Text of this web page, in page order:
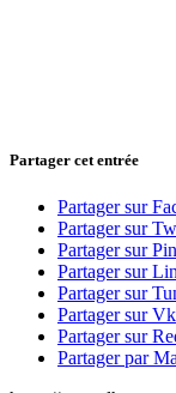
Partager cet entrée
Partager sur
Partager sur
Partager sur
Partager sur
Partager sur
Partager sur Vk
Partager sur
Partager par